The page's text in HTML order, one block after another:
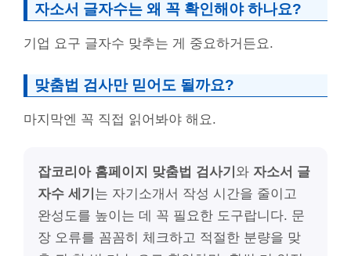
자소서 글자수는 왜 꼭 확인해야 하나요?
기업 요구 글자수 맞추는 게 중요하거든요.
맞춤법 검사만 믿어도 될까요?
마지막엔 꼭 직접 읽어봐야 해요.
잡코리아 홈페이지 맞춤법 검사기 와 자소서 글
자수 세기 는 자기소개서 작성 시간을 줄이고
완성도를 높이는 데 꼭 필요한 도구랍니다. 문
장 오류를 꼼꼼히 체크하고 적절한 분량을 맞